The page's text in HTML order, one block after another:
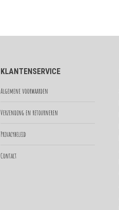
KLANTENSERVICE
Algemene voorwaarden
Verzending en retourneren
Privacybeleid
Contact